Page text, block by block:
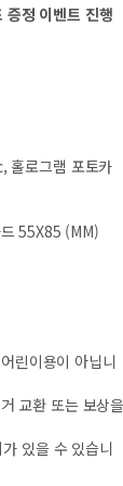
정 이벤트 진행
홀로그램 포토카
55X85 (MM)
린이용이 아닙니
교환 또는 보상
있을 수 있습니